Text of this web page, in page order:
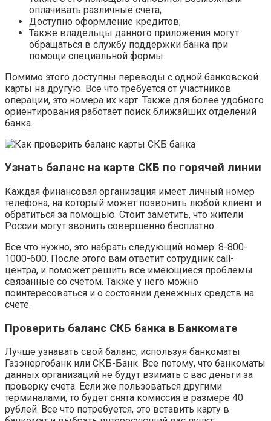
оплачивать различные счета;
Доступно оформление кредитов;
Также владельцы данного приложения могут
обращаться в службу поддержки банка при
помощи специальной формы.
Помимо этого доступны переводы с одной банковской
карты на другую. Все что требуется от участников
операции, это номера их карт. Также для более удобного
ориентирования работает поиск ближайших отделений
банка.
Узнать баланс на карте СКБ по горячей линии
Каждая финансовая организация имеет личный номер
телефона, на который может позвонить любой клиент и
обратиться за помощью. Стоит заметить, что жители
России могут звонить совершенно бесплатно.
Все что нужно, это набрать следующий номер: 8-800-
1000-600. После этого вам ответит сотрудник call-
центра, и поможет решить все имеющиеся проблемы
связанные со счетом. Также у него можно
поинтересоваться и о состоянии денежных средств на
счете.
Проверить баланс СКБ банка в Банкомате
Лучше узнавать свой баланс, используя банкоматы
Газэнергобанк или СКБ-Банк. Все потому, что банкоматы
данных организаций не будут взимать с вас деньги за
проверку счета. Если же пользоваться другими
терминалами, то будет снята комиссия в размере 40
рублей. Все что потребуется, это вставить карту в